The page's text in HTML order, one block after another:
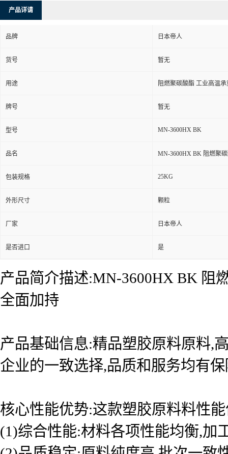
产品详请
品牌 日本帝人
货号 暂无
用途 阻燃聚碳酸酯 工业高温
牌号 暂无
型号 MN-3600HX BK
品名 MN-3600HX BK 阻燃聚
包装规格 25KG
外形尺寸 颗粒
厂家 日本帝人
是否进口 是
产品简介描述:MN-3600HX BK 阻
全面加持
产品基础信息:精品塑胶原料原料,
企业的一致选择,品质和服务均有
核心性能优势:这款塑胶原料料性
(1)综合性能:材料各项性能均衡,加